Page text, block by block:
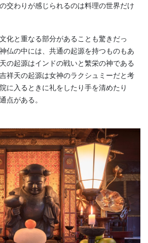
交わりが感じられるのは料理の世界だけ
化と重なる部分があることも驚きだっ
仏の中には、共通の起源を持つものもあ
の起源はインドの戦いと繁栄の神である
祥天の起源は女神のラクシュミーだと考
に入るときに礼をしたり手を清めたり
点がある。